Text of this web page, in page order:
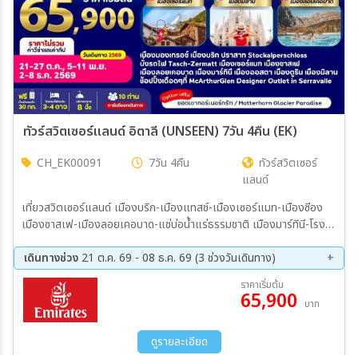
ทัวร์สวิตเซอร์แลนด์ อิตาลี (UNSEEN) 7วัน 4คืน (EK)
CH_EK00091 7วัน 4คืน
ทัวร์สวิตเซอร์
แลนด์
เที่ยวสวิตเซอร์แลนด์ เมืองบริก-เมืองแทสช์-เมืองเซอร์แมท-เมืองซีอง
เมืองซาสเฟ-เมืองลอยเคอบาด-แช่บ่อน้ำแร่ธรรมชาติ เมืองมาร์ทินี-โรง
SERRAVALLE OUTLET
เดินทางช่วง 21 ต.ค. 69 - 08 ธ.ค. 69 (3 ช่วงวันเดินทาง)
21 ต.ค. 69 - 27 ต.ค. 69
05 พ.ย. 69 - 11 พ.ย. 69
02 ธ.ค. 69 - 08 ธ.ค. 69
ราคาเริ่มต้น
65,900 บาท
ดูรายละเอียด